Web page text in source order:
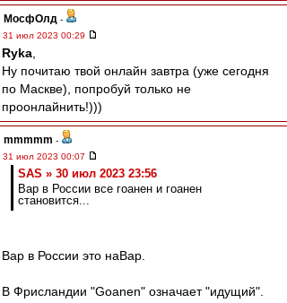
МосфОлд -
31 июл 2023 00:29
Ryka
Ну почитаю твой онлайн завтра (уже сегодня
по Маскве), попробуй только не
проонлайнить!)))
mmmmm -
31 июл 2023 00:07
SAS » 30 июл 2023 23:56
Вар в России все гоанен и гоанен
становится...
Вар в России это наВар.
В Фрисландии "Goanen" означает "идущий".